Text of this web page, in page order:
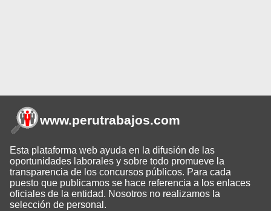
www.perutrabajos.com
Esta plataforma web ayuda en la difusión de las
oportunidades laborales y sobre todo promueve la
transparencia de los concursos públicos. Para cada
puesto que publicamos se hace referencia a los enlaces
oficiales de la entidad. Nosotros no realizamos la
selección de personal.